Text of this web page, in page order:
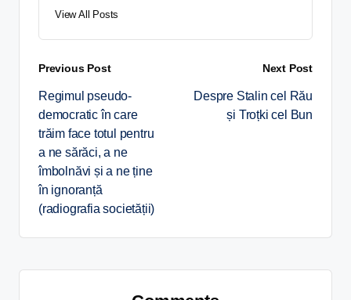
View All Posts
Previous Post
Regimul pseudo-
democratic în care
trăim face totul pentru
a ne sărăci, a ne
îmbolnăvi și a ne ține
în ignoranță
(radiografia societății)
Next Post
Despre Stalin cel Rău
și Troțki cel Bun